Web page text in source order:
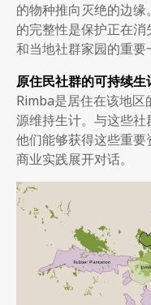
的物种推向灭绝的边
的完整性是保护正在
和当地社群家园的重要
原住民社群的可持续生
Rimba是居住在该地
源维持生计。与这些
他们能够获得这些重
商业实践展开对话。